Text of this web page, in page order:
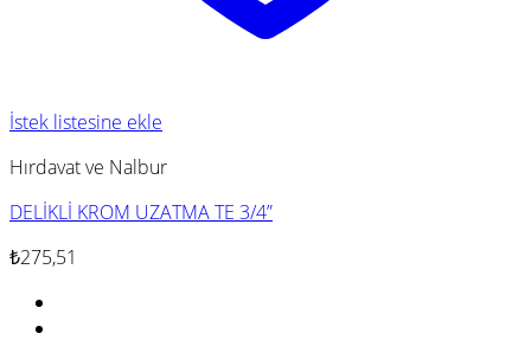
İstek listesine ekle
Hırdavat ve Nalbur
DELİKLİ KROM UZATMA TE 3/4”
₺275,51